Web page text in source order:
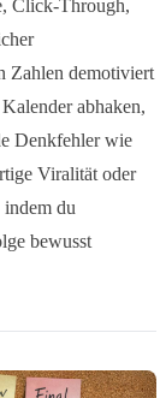
Click-Through,
Zahlen demotiviert
abhaken,
Denkfehler wie
Viralität oder
du
bewusst